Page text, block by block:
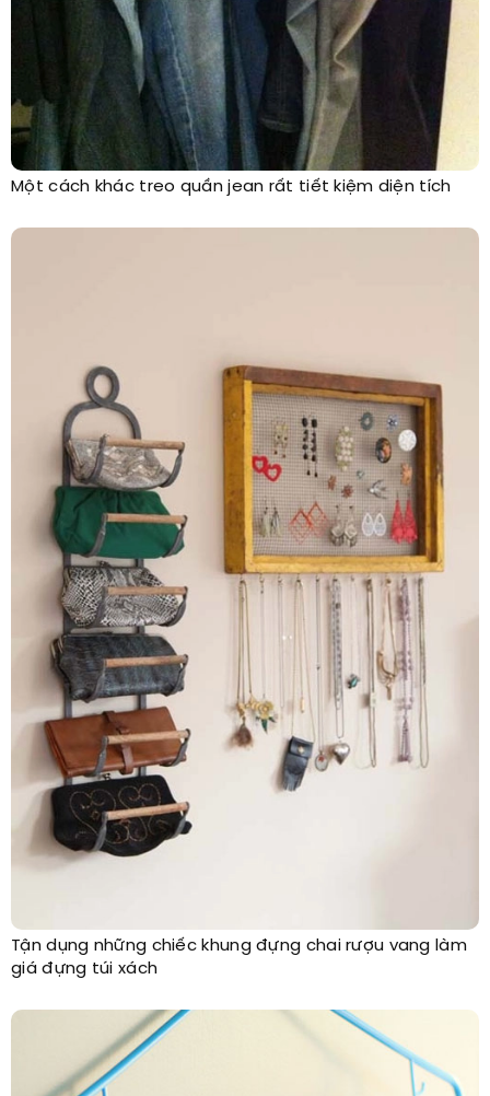
Một cách khác treo quần jean rất tiết kiệm diện tích
Tận dụng những chiếc khung đựng chai rượu vang làm
giá đựng túi xách